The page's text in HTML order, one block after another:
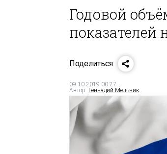
Годовой
показателей
Поделиться
09.10.2019 00:27
Автор: Геннадий Мельник